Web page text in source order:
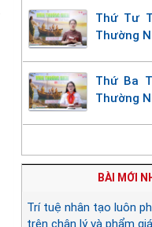
Thứ Tư
Thường
Thứ Ba
Thường
BÀI MỚI
Trí tuệ nhân tạo luôn
trên chân lý và phẩm